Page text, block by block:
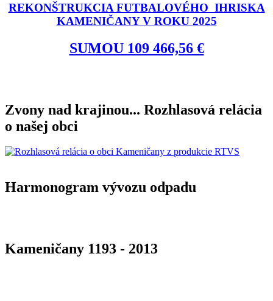
REKONŠTRUKCIA FUTBALOVÉHO IHRISKA
KAMENIČANY V ROKU 2025
SUMOU 109 466,56 €
Zvony nad krajinou... Rozhlasová relácia
o našej obci
Harmonogram vývozu odpadu
Kameničany 1193 - 2013